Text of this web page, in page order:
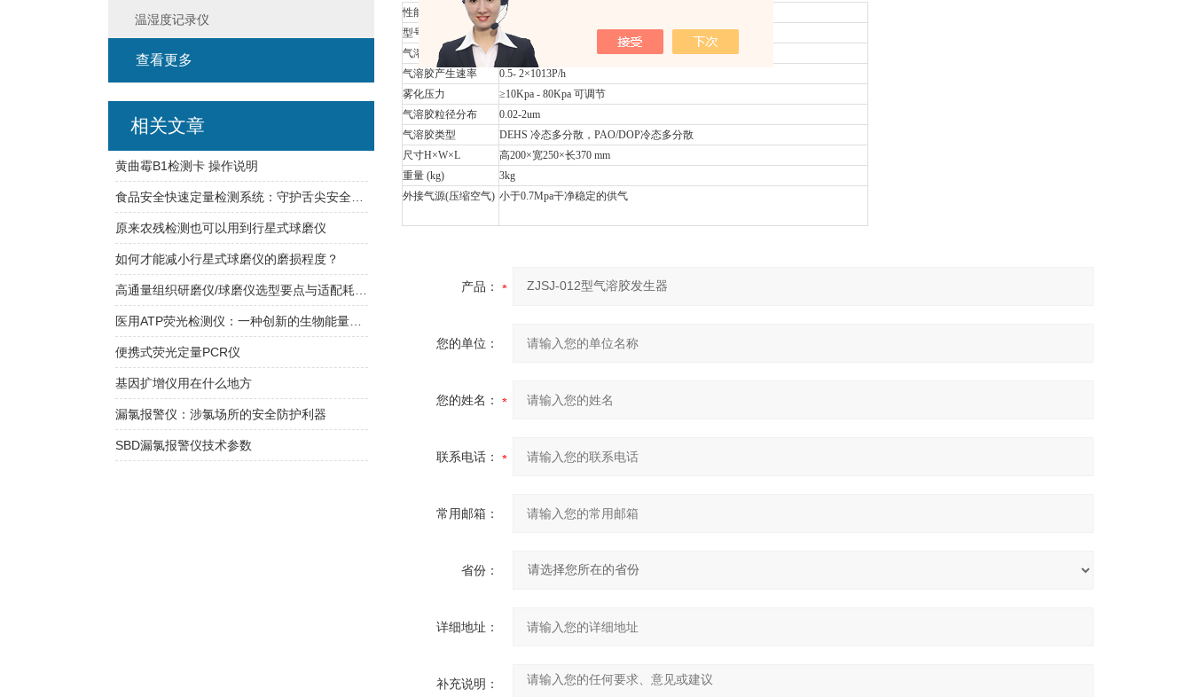
性能指标：
型号
ZJSJ-012
气溶胶输出体积流量 1-2.5m3/h
气溶胶产生速率
0.5- 2×1013P/h
雾化压力
≥10Kpa - 80Kpa 可调节
气溶胶粒径分布
0.02-2um
气溶胶类型
DEHS 冷态多分散，PAO/DOP冷态多分散
尺寸H×W×L
高200×宽250×长370 mm
重量 (kg)
3kg
外接气源(压缩空气) 小于0.7Mpa干净稳定的供气
产品：
您的单位：
您的姓名：
联系电话：
常用邮箱：
省份：
详细地址：
补充说明：
温湿度记录仪
查看更多
相关文章
黄曲霉B1检测卡 操作说明
食品安全快速定量检测系统：守护舌尖安全的利器
原来农残检测也可以用到行星式球磨仪
如何才能减小行星式球磨仪的磨损程度？
医用ATP荧光检测仪：一种创新的生物能量检测工具
便携式荧光定量PCR仪
基因扩增仪用在什么地方
漏氯报警仪：涉氯场所的安全防护利器
SBD漏氯报警仪技术参数